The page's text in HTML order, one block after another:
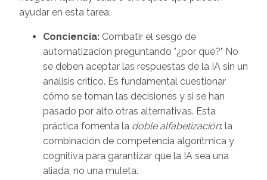
ayudar en esta tarea:
Conciencia: Combatir el sesgo de
automatización preguntando "¿por qué?" No
se deben aceptar las respuestas de la IA sin un
análisis crítico. Es fundamental cuestionar
cómo se toman las decisiones y si se han
pasado por alto otras alternativas. Esta
práctica fomenta la doble alfabetización: la
combinación de competencia algorítmica y
cognitiva para garantizar que la IA sea una
aliada, no una muleta.